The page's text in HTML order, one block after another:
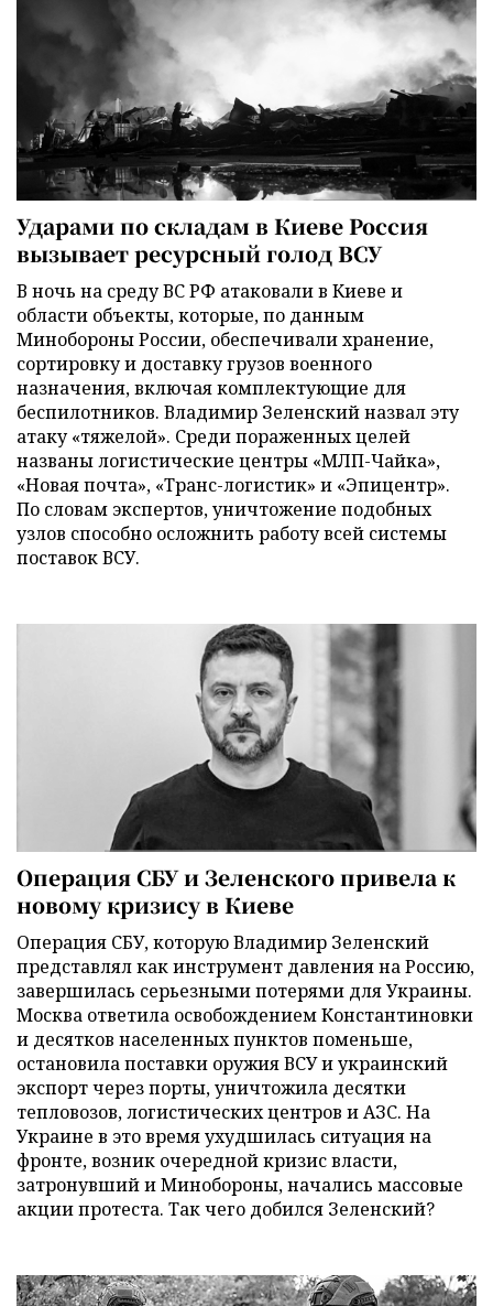
Ударами по складам в Киеве Россия
вызывает ресурсный голод ВСУ
В ночь на среду ВС РФ атаковали в Киеве и
области объекты, которые, по данным
Минобороны России, обеспечивали хранение,
сортировку и доставку грузов военного
назначения, включая комплектующие для
беспилотников. Владимир Зеленский назвал эту
атаку «тяжелой». Среди пораженных целей
названы логистические центры «МЛП-Чайка»,
«Новая почта», «Транс-логистик» и «Эпицентр».
По словам экспертов, уничтожение подобных
узлов способно осложнить работу всей системы
поставок ВСУ.
Операция СБУ и Зеленского привела к
новому кризису в Киеве
Операция СБУ, которую Владимир Зеленский
представлял как инструмент давления на Россию,
завершилась серьезными потерями для Украины.
Москва ответила освобождением Константиновки
и десятков населенных пунктов поменьше,
остановила поставки оружия ВСУ и украинский
экспорт через порты, уничтожила десятки
тепловозов, логистических центров и АЗС. На
Украине в это время ухудшилась ситуация на
фронте, возник очередной кризис власти,
затронувший и Минобороны, начались массовые
акции протеста. Так чего добился Зеленский?